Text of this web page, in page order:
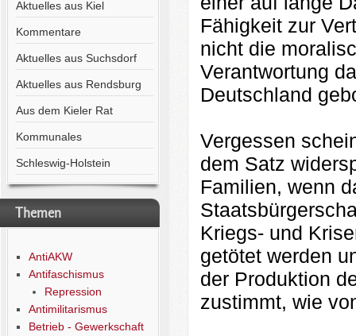
Aktuelles aus Kiel
Kommentare
Aktuelles aus Suchsdorf
Aktuelles aus Rendsburg
Aus dem Kieler Rat
Kommunales
Schleswig-Holstein
Themen
AntiAKW
Antifaschismus
Repression
Antimilitarismus
Betrieb - Gewerkschaft
Fähigkeit zur
nicht die
Verantwortung
Deutschland
Vergessen
dem Satz
Familien, wenn
Kriegs- und
getötet werden
der Produktion
zustimmt, wie